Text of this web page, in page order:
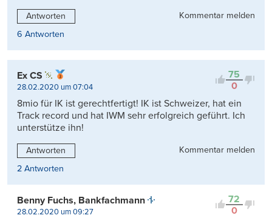
Antworten
Kommentar melden
6 Antworten
75
0
Ex CS
28.02.2020 um 07:04
8mio für IK ist gerechtfertigt! IK ist Schweizer, hat ein
Track record und hat IWM sehr erfolgreich geführt. Ich
unterstütze ihn!
Antworten
Kommentar melden
2 Antworten
72
0
Benny Fuchs, Bankfachmann
28.02.2020 um 09:27